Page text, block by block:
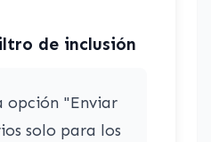
de inclusión
opción "Enviar
solo para los